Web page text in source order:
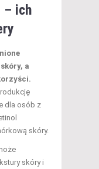
– ich
a
dla osób z
skóry.
skóry i